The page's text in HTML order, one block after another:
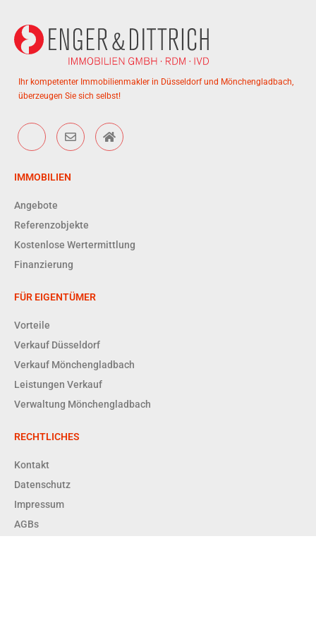
Ihr kompetenter Immobilienmakler in Düsseldorf und Mönchengladbach,
überzeugen Sie sich selbst!
IMMOBILIEN
Angebote
Referenzobjekte
Kostenlose Wertermittlung
Finanzierung
FÜR EIGENTÜMER
Vorteile
Verkauf Düsseldorf
Verkauf Mönchengladbach
Leistungen Verkauf
Verwaltung Mönchengladbach
RECHTLICHES
Kontakt
Datenschutz
Impressum
AGBs